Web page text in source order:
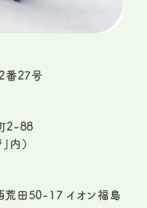
番27号
2-88
内）
田50-17 イオン福島